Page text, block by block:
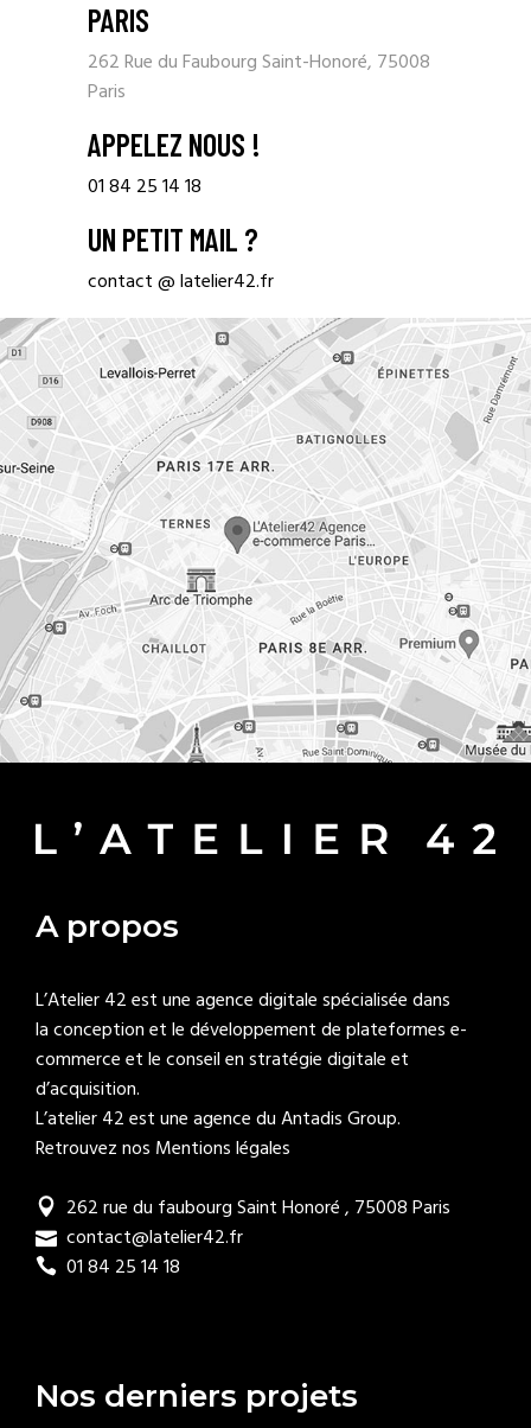
PARIS
262 Rue du Faubourg Saint-Honoré, 75008
Paris
APPELEZ NOUS !
01 84 25 14 18
UN PETIT MAIL ?
contact @ latelier42.fr
A propos
L’Atelier 42 est une agence digitale spécialisée dans
la conception et le développement de plateformes e-
commerce et le conseil en stratégie digitale et
d’acquisition.
L’atelier 42 est une agence duAntadis Group.
Retrouvez nos Mentions légales
262 rue du faubourg Saint Honoré , 75008 Paris
contact@latelier42.fr
01 84 25 14 18
Nos derniers projets